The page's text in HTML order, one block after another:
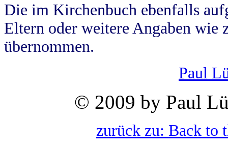
Die im Kirchenbuch ebenfalls
Eltern oder weitere Angaben wie
übernommen.
Paul
© 2009 by Paul
zurück zu: Back to